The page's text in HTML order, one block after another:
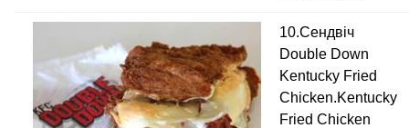
10.Сендвіч
Double Down
Kentucky Fried
Chicken.Kentucky
Fried Chicken